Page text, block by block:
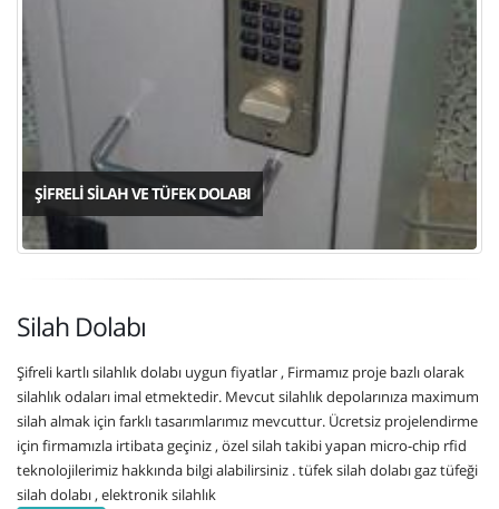
ŞIFRELI SILAH VE TÜFEK DOLABI
Silah Dolabı
Şifreli kartlı silahlık dolabı uygun fiyatlar , Firmamız proje bazlı olarak
silahlık odaları imal etmektedir. Mevcut silahlık depolarınıza maximum
silah almak için farklı tasarımlarımız mevcuttur. Ücretsiz projelendirme
için firmamızla irtibata geçiniz , özel silah takibi yapan micro-chip rfid
teknolojilerimiz hakkında bilgi alabilirsiniz . tüfek silah dolabı gaz tüfeği
silah dolabı , elektronik silahlık